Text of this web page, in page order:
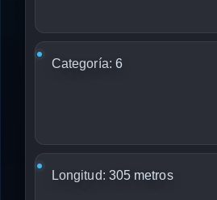
Categoría: 6
Longitud: 305 metros